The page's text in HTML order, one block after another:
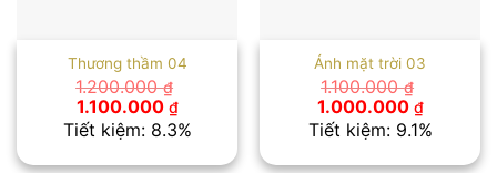
Thương thầm 04
1.200.000₫
Giá
gốc
là:
1.100.000 ₫Giá
hiện
tại
Tiết kiệm: 8.3%
Ánh mặt trời 03
1.100.000₫
Giá
gốc
là:
1.000.000 ₫Giá
hiện
tại
Tiết kiệm: 9.1%